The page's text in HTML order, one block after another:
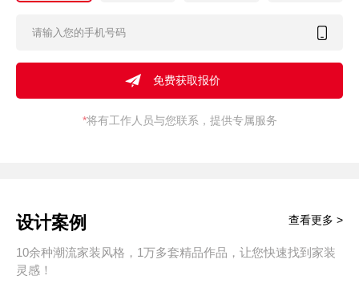
*将有工作人员与您联系，提供专属服务
设计案例
10余种潮流家装风格，1万多套精品作品，让您快速找到家装
灵感！
查看更多 >